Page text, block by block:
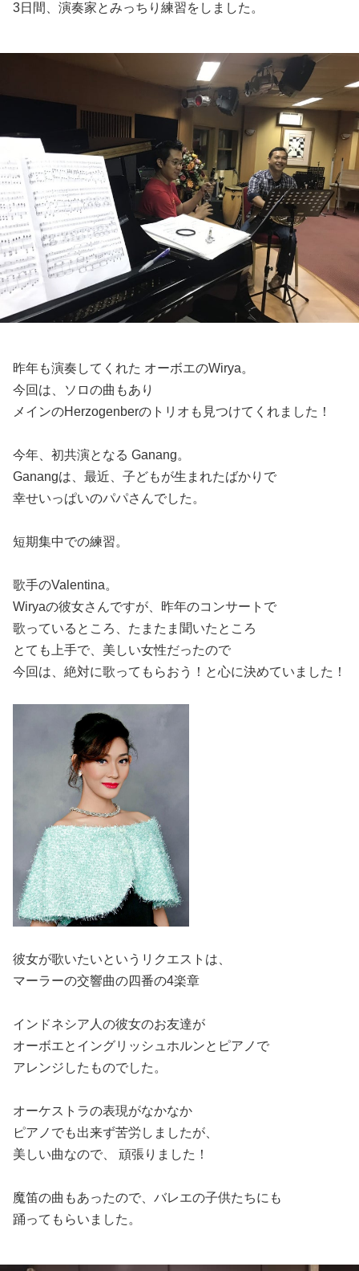
3日間、演奏家とみっちり練習をしました。
昨年も演奏してくれた オーボエのWirya。
今回は、ソロの曲もあり
メインのHerzogenberのトリオも見つけてくれました！
今年、初共演となる Ganang。
Ganangは、最近、子どもが生まれたばかりで
幸せいっぱいのパパさんでした。
短期集中での練習。
歌手のValentina。
Wiryaの彼女さんですが、昨年のコンサートで
歌っているところ、たまたま聞いたところ
とても上手で、美しい女性だったので
今回は、絶対に歌ってもらおう！と心に決めていました！
彼女が歌いたいというリクエストは、
マーラーの交響曲の四番の4楽章
インドネシア人の彼女のお友達が
オーボエとイングリッシュホルンとピアノで
アレンジしたものでした。
オーケストラの表現がなかなか
ピアノでも出来ず苦労しましたが、
美しい曲なので、 頑張りました！
魔笛の曲もあったので、バレエの子供たちにも
踊ってもらいました。